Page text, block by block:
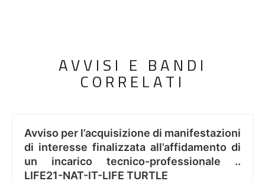
AVVISI E BANDI
CORRELATI
Avviso per l’acquisizione di manifestazioni
di interesse finalizzata all’affidamento di
un incarico tecnico-professionale ..
LIFE21-NAT-IT-LIFE TURTLE